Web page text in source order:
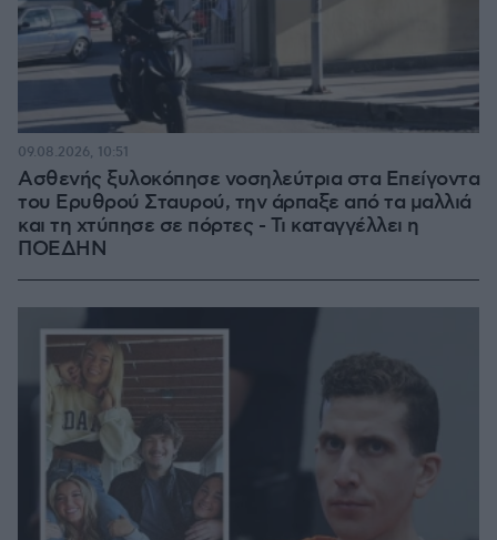
Ασθενής ξυλοκόπησε νοσηλεύτρια στα Επείγοντα
του Ερυθρού Σταυρού, την άρπαξε από τα μαλλιά
και τη χτύπησε σε πόρτες - Τι καταγγέλλει η
ΠΟΕΔΗΝ
09.08.2026, 10:51